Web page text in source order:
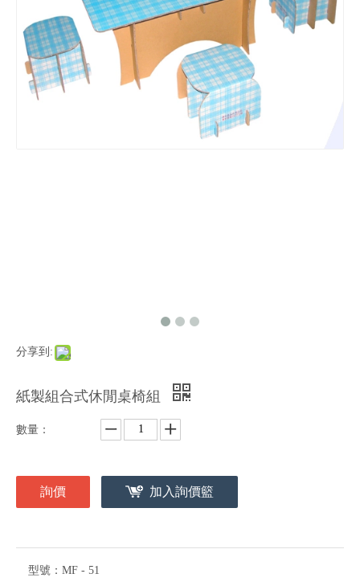
分享到:
紙製組合式休閒桌椅組
數量：
詢價 加入詢價籃
型號： MF - 51